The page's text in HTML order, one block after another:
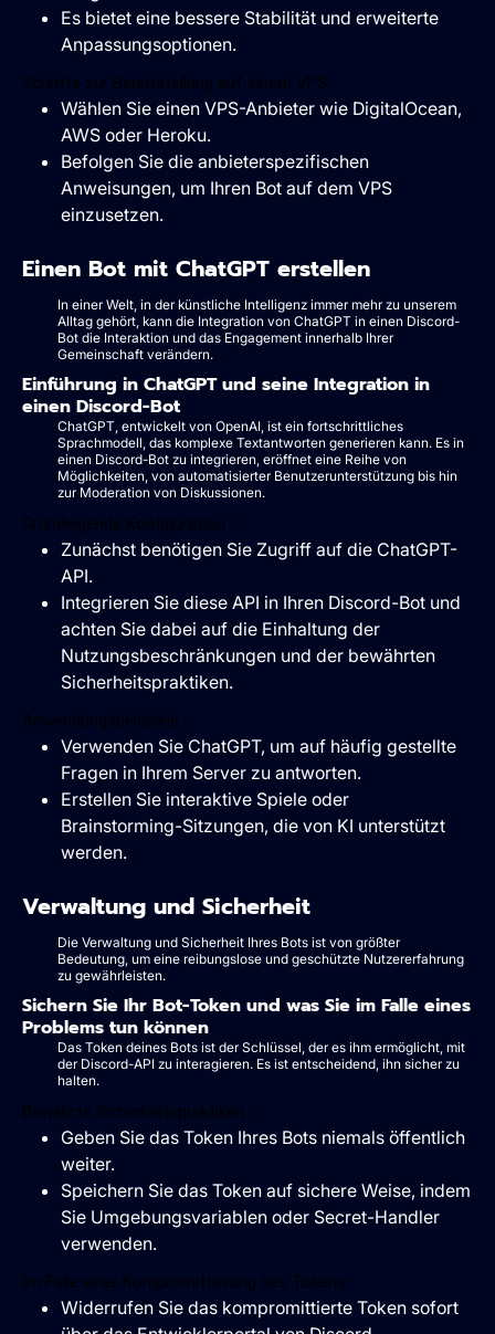
Es bietet eine bessere Stabilität und erweiterte
Anpassungsoptionen.
Schritte zur Bereitstellung auf einem VPS :
Wählen Sie einen VPS-Anbieter wie DigitalOcean,
AWS oder Heroku.
Befolgen Sie die anbieterspezifischen
Anweisungen, um Ihren Bot auf dem VPS
einzusetzen.
Einen Bot mit ChatGPT erstellen
In einer Welt, in der künstliche Intelligenz immer mehr zu unserem
Alltag gehört, kann die Integration von ChatGPT in einen Discord-
Bot die Interaktion und das Engagement innerhalb Ihrer
Gemeinschaft verändern.
Einführung in ChatGPT und seine Integration in
einen Discord-Bot
ChatGPT, entwickelt von OpenAI, ist ein fortschrittliches
Sprachmodell, das komplexe Textantworten generieren kann. Es in
einen Discord-Bot zu integrieren, eröffnet eine Reihe von
Möglichkeiten, von automatisierter Benutzerunterstützung bis hin
zur Moderation von Diskussionen.
Grundlegende Konfiguration :
Zunächst benötigen Sie Zugriff auf die ChatGPT-
API.
Integrieren Sie diese API in Ihren Discord-Bot und
achten Sie dabei auf die Einhaltung der
Nutzungsbeschränkungen und der bewährten
Sicherheitspraktiken.
Anwendungsbeispiele :
Verwenden Sie ChatGPT, um auf häufig gestellte
Fragen in Ihrem Server zu antworten.
Erstellen Sie interaktive Spiele oder
Brainstorming-Sitzungen, die von KI unterstützt
werden.
Verwaltung und Sicherheit
Die Verwaltung und Sicherheit Ihres Bots ist von größter
Bedeutung, um eine reibungslose und geschützte Nutzererfahrung
zu gewährleisten.
Sichern Sie Ihr Bot-Token und was Sie im Falle eines
Problems tun können
Das Token deines Bots ist der Schlüssel, der es ihm ermöglicht, mit
der Discord-API zu interagieren. Es ist entscheidend, ihn sicher zu
halten.
Bewährte Sicherheitspraktiken :
Geben Sie das Token Ihres Bots niemals öffentlich
weiter.
Speichern Sie das Token auf sichere Weise, indem
Sie Umgebungsvariablen oder Secret-Handler
verwenden.
Im Falle einer Kompromittierung des Tokens :
Widerrufen Sie das kompromittierte Token sofort